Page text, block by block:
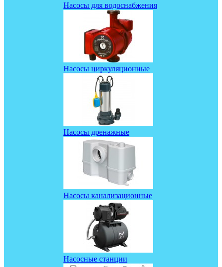
Насосы для водоснабжения
Насосы циркуляционные
Насосы дренажные
Насосы канализационные
Насосные станции